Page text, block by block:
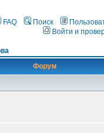
FAQ Поиск
Войти и
Форум